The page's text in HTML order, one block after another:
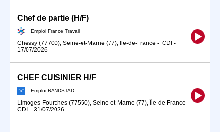
Chef de partie (H/F)
Emploi France Travail
Chessy (77700), Seine-et-Marne (77), Île-de-France - CDI -
17/07/2026
CHEF CUISINIER H/F
Emploi RANDSTAD
Limoges-Fourches (77550), Seine-et-Marne (77), Île-de-France -
CDI - 31/07/2026